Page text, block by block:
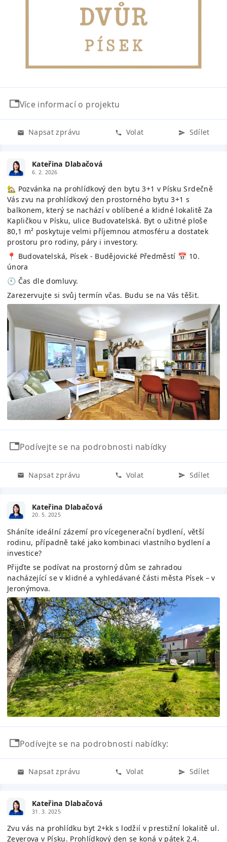
Více informací o projektu
Napsat zprávu Volat Sdílet
Kateřina Dlabačová
6. 2. 2026
🏡 Pozvánka na prohlídkový den bytu 3+1 v Písku Srdečně
Vás zvu na prohlídkový den prostorného bytu 3+1 s
balkonem, který se nachází v oblíbené a klidné lokalitě Za
Kapličkou v Písku, ulice Budovatelská. Byt o užitné ploše
80,1 m² poskytuje velmi příjemnou atmosféru a dostatek
prostoru pro rodiny, páry i investory.
📍 Budovatelská, Písek - Budějovické Předměstí 📅 10.
února
🕙 Čas dle domluvy.
Zarezervujte si svůj termín včas. Budu se na Vás těšit.
Podívejte se na podrobnosti nabídky
Napsat zprávu Volat Sdílet
Kateřina Dlabačová
20. 5. 2025
Sháníte ideální zázemí pro vícegenerační bydlení, větší
rodinu, případně také jako kombinaci vlastního bydlení a
investice?
Přijďte se podívat na prostorný dům se zahradou
nacházející se v klidné a vyhledávané části města Písek – v
Jeronýmova.
Podívejte se na podrobnosti nabídky:
Napsat zprávu Volat Sdílet
Kateřina Dlabačová
31. 3. 2025
Zvu vás na prohlídku byt 2+kk s lodžií v prestižní lokalitě ul.
Zeyerova v Písku. Prohlídkový den se koná v pátek 2.4.